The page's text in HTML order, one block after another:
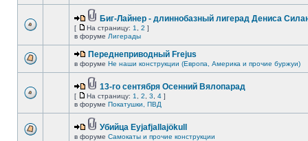
Биг-Лайнер - длиннобазный лигерад Дениса
[ На страницу: 1 2 ]
в форуме Лигерады
Переднеприводный Frejus
в форуме Не наши конструкции (Европа, Америка и прочие буржуи)
13-го сентября Осенний Вялопарад
[ На страницу: 1 2 3 4 ]
в форуме Покатушки, ПВД
Убийца Eyjafjallajökull
в форуме Самокаты и прочие конструкции